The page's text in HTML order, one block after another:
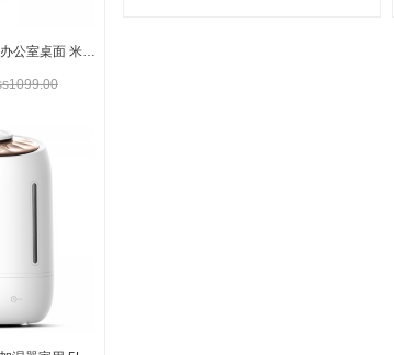
小米加湿器卧室家用办公室桌面 米家加湿器